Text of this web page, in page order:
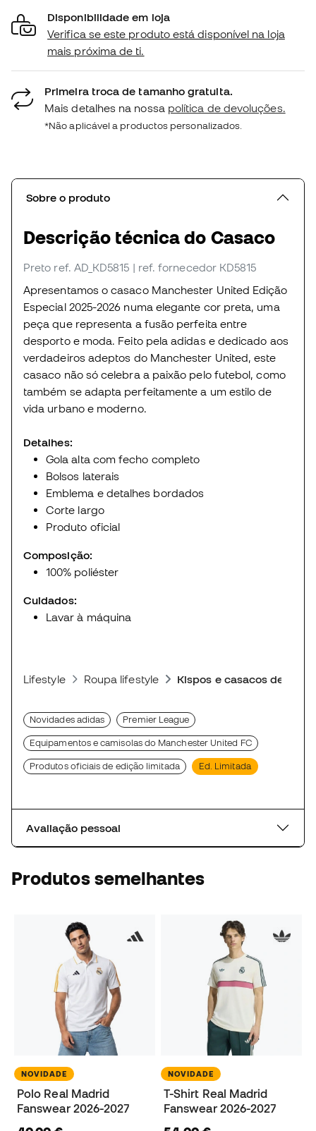
Disponibilidade em loja
Verifica se este produto está disponível na loja
mais próxima de ti.
Primeira troca de tamanho gratuita.
Mais detalhes na nossa política de devoluções.
*Não aplicável a productos personalizados.
Sobre o produto
Descrição técnica do Casaco
Preto ref. AD_KD5815 | ref. fornecedor KD5815
Apresentamos o casaco Manchester United Edição
Especial 2025-2026 numa elegante cor preta, uma
peça que representa a fusão perfeita entre
desporto e moda. Feito pela adidas e dedicado aos
verdadeiros adeptos do Manchester United, este
casaco não só celebra a paixão pelo futebol, como
também se adapta perfeitamente a um estilo de
vida urbano e moderno.
Detalhes:
Gola alta com fecho completo
Bolsos laterais
Emblema e detalhes bordados
Corte largo
Produto oficial
Composição:
100% poliéster
Cuidados:
Lavar à máquina
Lifestyle Roupa lifestyle Kispos e casacos
Novidades adidas Premier League
Equipamentos e camisolas do Manchester United FC
Produtos oficiais de edição limitada Ed. Limitada
Avaliação pessoal
Produtos semelhantes
NOVIDADE
Polo Real Madrid
Fanswear 2026-2027
NOVIDADE
T-Shirt Real Madrid
Fanswear 2026-2027